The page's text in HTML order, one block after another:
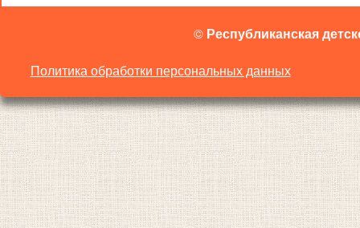
© Республиканская
Политика обработки персональных данных